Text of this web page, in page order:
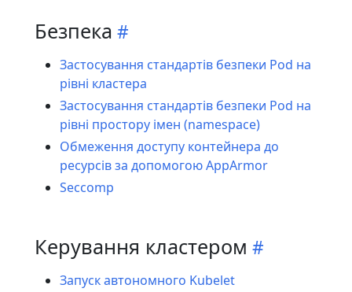
Безпека
Застосування стандартів безпеки Pod на
рівні кластера
Застосування стандартів безпеки Pod на
рівні простору імен (namespace)
Обмеження доступу контейнера до
ресурсів за допомогою AppArmor
Seccomp
Керування кластером
Запуск автономного Kubelet